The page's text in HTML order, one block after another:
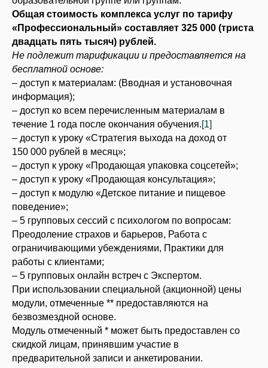
Общая стоимость комплекса услуг по тарифу
«Профессиональный» составляет 325 000 (триста
двадцать пять тысяч) рублей.
Не подлежит тарификации и предоставляется на
бесплатной основе:
– доступ к материалам: (Вводная и установочная
информация);
– доступ ко всем перечисленным материалам в
течение 1 года после окончания обучения.[1]
– доступ к уроку «Стратегия выхода на доход от
150 000 рублей в месяц»;
– доступ к уроку «Продающая упаковка соцсетей»;
– доступ к уроку «Продающая консультация»;
– доступ к модулю «Детское питание и пищевое
поведение»;
– 5 групповых сессий с психологом по вопросам:
Преодоление страхов и барьеров, Работа с
ограничивающими убеждениями, Практики для
работы с клиентами;
– 5 групповых онлайн встреч с Экспертом.
При использовании специальной (акционной) цены
модули, отмеченные ** предоставляются на
безвозмездной основе.
Модуль отмеченный * может быть предоставлен со
скидкой лицам, принявшим участие в
предварительной записи и анкетировании.